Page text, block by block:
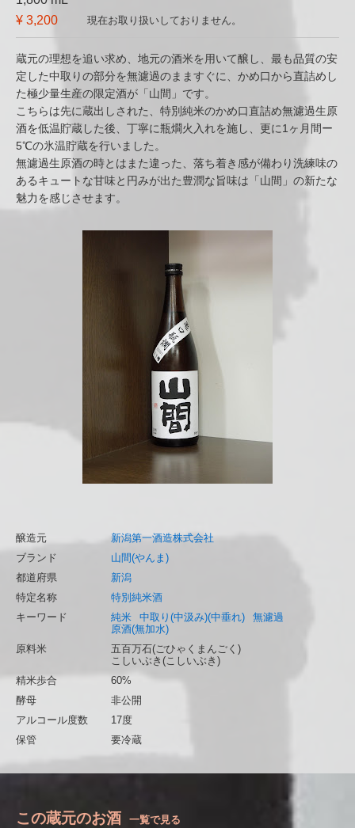
¥ 3,200
現在お取り扱いしておりません。
蔵元の理想を追い求め、地元の酒米を用いて醸し、最も品質の安
定した中取りの部分を無濾過のまますぐに、かめ口から直詰めし
た極少量生産の限定酒が「山間」です。
こちらは先に蔵出しされた、特別純米のかめ口直詰め無濾過生原
酒を低温貯蔵した後、丁寧に瓶燗火入れを施し、更に1ヶ月間ー
5℃の氷温貯蔵を行いました。
無濾過生原酒の時とはまた違った、落ち着き感が備わり洗練味の
あるキュートな甘味と円みが出た豊潤な旨味は「山間」の新たな
魅力を感じさせます。
醸造元
新潟第一酒造株式会社
ブランド
山間(やんま)
都道府県
新潟
特定名称
特別純米酒
キーワード
純米 中取り(中汲み)(中垂れ)
無濾過
原酒(無加水)
原料米
五百万石(ごひゃくまんごく)
こしいぶき(こしいぶき)
精米歩合
60%
酵母
非公開
アルコール度数
17度
保管
要冷蔵
この蔵元のお酒 一覧で見る